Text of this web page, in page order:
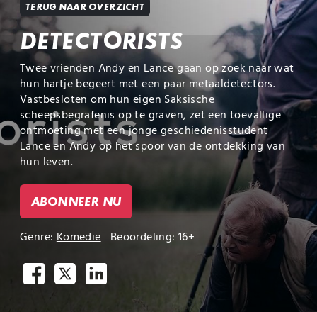
TERUG NAAR OVERZICHT
DETECTORISTS
Twee vrienden Andy en Lance gaan op zoek naar wat
hun hartje begeert met een paar metaaldetectors.
Vastbesloten om hun eigen Saksische
scheepsbegrafenis op te graven, zet een toevallige
ontmoeting met een jonge geschiedenisstudent
Lance en Andy op het spoor van de ontdekking van
hun leven.
ABONNEER NU
Genre:Komedie Beoordeling: 16+